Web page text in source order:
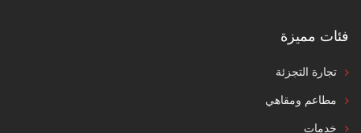
فئات مميزة
تجارة التجزئة
مطاعم ومقاهي
خدمات